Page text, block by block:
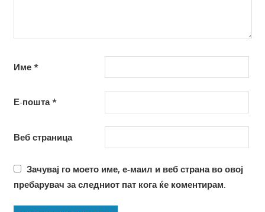
Име *
Е-пошта*
Веб страница
Зачувај го моето име, е-маил и веб страна во овој
пребарувач за следниот пат кога ќе коментирам.